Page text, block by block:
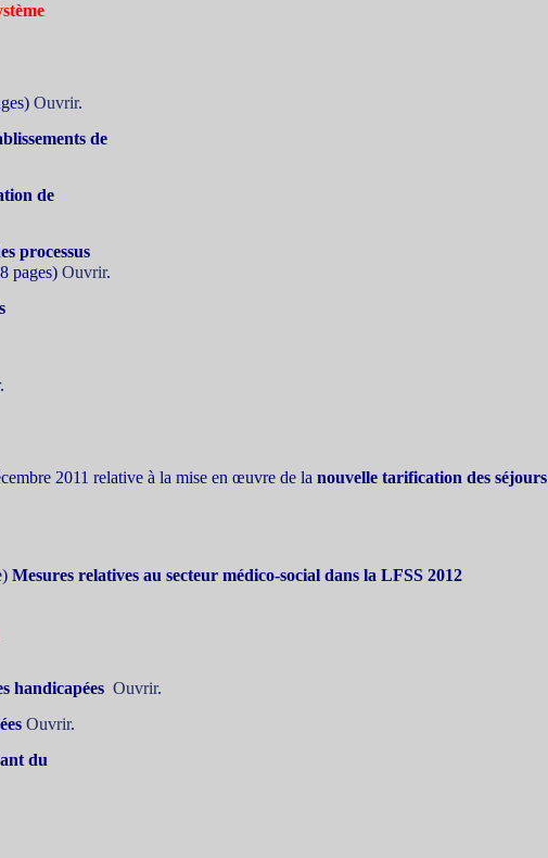
Ouvrir.
de
de
processus
pages)Ouvrir.
.
2011 relative à la mise en œuvre de la nouvelle tarification des séjours
Mesures relatives au secteur médico-social dans la LFSS 2012
handicapées Ouvrir.
Ouvrir.
du